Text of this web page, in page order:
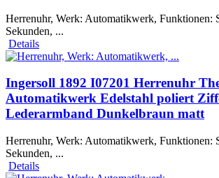
Herrenuhr, Werk: Automatikwerk, Funktionen:
Sekunden, ...
Details
Ingersoll 1892 I07201 Herrenuhr
Automatikwerk Edelstahl poliert
Lederarmband Dunkelbraun matt
Herrenuhr, Werk: Automatikwerk, Funktionen:
Sekunden, ...
Details